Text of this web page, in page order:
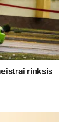
rinksis